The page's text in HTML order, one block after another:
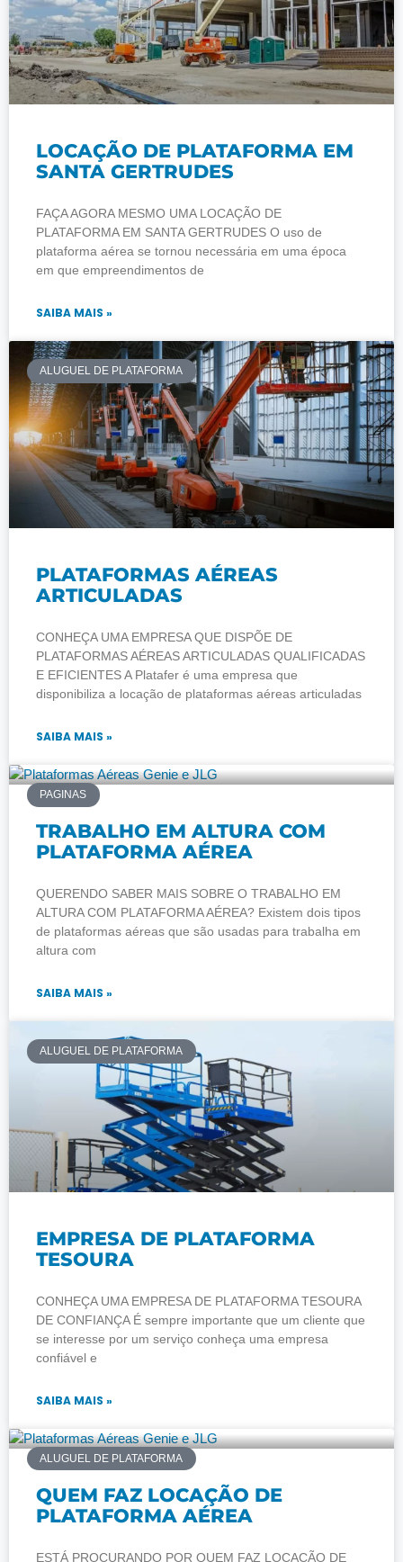
LOCAÇÃO DE PLATAFORMA EM
SANTA GERTRUDES
FAÇA AGORA MESMO UMA LOCAÇÃO DE
PLATAFORMA EM SANTA GERTRUDES O uso de
plataforma aérea se tornou necessária em uma época
em que empreendimentos de
SAIBA MAIS »
ALUGUEL DE PLATAFORMA
PLATAFORMAS AÉREAS
ARTICULADAS
CONHEÇA UMA EMPRESA QUE DISPÕE DE
PLATAFORMAS AÉREAS ARTICULADAS QUALIFICADAS
E EFICIENTES A Platafer é uma empresa que
disponibiliza a locação de plataformas aéreas articuladas
SAIBA MAIS »
PAGINAS
TRABALHO EM ALTURA COM
PLATAFORMA AÉREA
QUERENDO SABER MAIS SOBRE O TRABALHO EM
ALTURA COM PLATAFORMA AÉREA? Existem dois tipos
de plataformas aéreas que são usadas para trabalha em
altura com
SAIBA MAIS »
ALUGUEL DE PLATAFORMA
EMPRESA DE PLATAFORMA
TESOURA
CONHEÇA UMA EMPRESA DE PLATAFORMA TESOURA
DE CONFIANÇA É sempre importante que um cliente que
se interesse por um serviço conheça uma empresa
confiável e
SAIBA MAIS »
ALUGUEL DE PLATAFORMA
QUEM FAZ LOCAÇÃO DE
PLATAFORMA AÉREA
ESTÁ PROCURANDO POR QUEM FAZ LOCAÇÃO DE